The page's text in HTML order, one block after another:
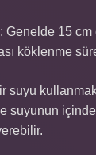
Genelde 15
köklenme
suyu
suyunun